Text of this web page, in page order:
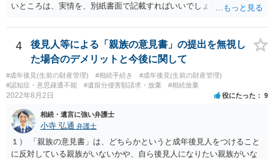
いところは、実情を、別紙書面で記載すればいいでしょう。
4
後見人等による「親族の意見書」の提出を無視し
た場合のデメリットと今後に関して
#成年後見(生前の財産管理) #相続手続き
#成年後見(生前の財産管理)
#認知症・意思疎通不能
#遺留分侵害額請求・放棄 #相続放棄
2022年8月2日 役にたった 9
相続・遺言に強い弁護士
小寺 弘通 弁護士
１） 「親族の意見書」は、どちらかというと成年後見人をつけること
に反対している親族がいないかや、自ら後見人になりたい親族がいな